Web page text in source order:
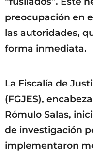
preocupación en
las autoridades,
forma inmediata.
La Fiscalía de
(FGJES),
Rómulo Salas,
de investigación
implementaron